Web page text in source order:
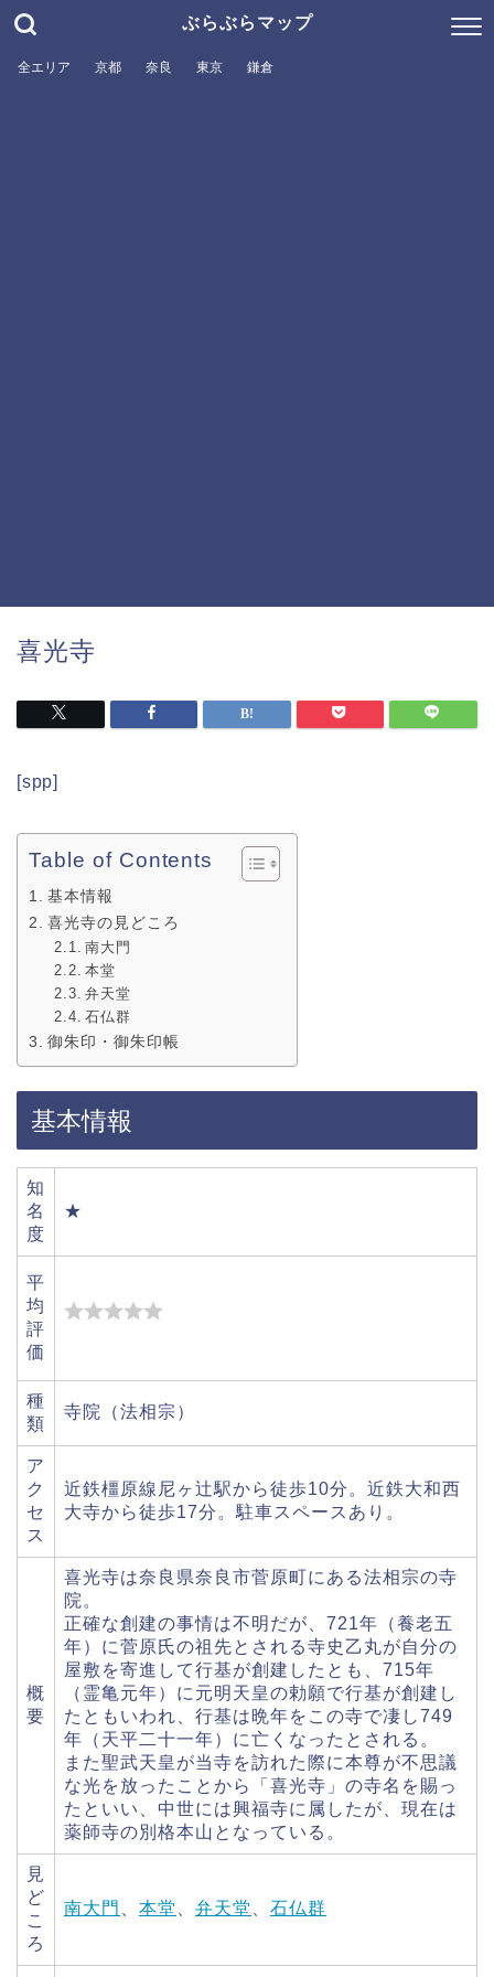
ぶらぶらマップ
全エリア 京都 奈良 東京 鎌倉
喜光寺
[spp]
Table of Contents
基本情報
喜光寺の見どころ
南大門
本堂
弁天堂
石仏群
御朱印・御朱印帳
基本情報
知
名
度
★
平
均
評
価
種
類
寺院（法相宗）
ア
ク
セ
ス
近鉄橿原線尼ヶ辻駅から徒歩10分。近鉄大和西
大寺から徒歩17分。駐車スペースあり。
概
要
喜光寺は奈良県奈良市菅原町にある法相宗の寺
院。
正確な創建の事情は不明だが、721年（養老五
年）に菅原氏の祖先とされる寺史乙丸が自分の
屋敷を寄進して行基が創建したとも、715年
（霊亀元年）に元明天皇の勅願で行基が創建し
たともいわれ、行基は晩年をこの寺で凄し749
年（天平二十一年）に亡くなったとされる。
また聖武天皇が当寺を訪れた際に本尊が不思議
な光を放ったことから「喜光寺」の寺名を賜っ
たといい、中世には興福寺に属したが、現在は
薬師寺の別格本山となっている。
見
ど
こ
ろ
南大門 本堂 弁天堂 石仏群